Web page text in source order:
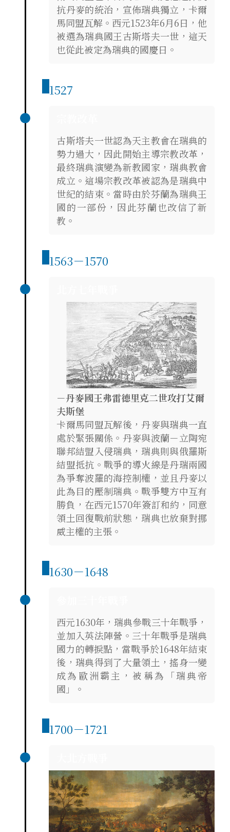
抗丹麥的統治，宣佈瑞典獨立，卡爾
馬同盟瓦解。西元1523年6月6日，他
被選為瑞典國王古斯塔夫一世，這天
也從此被定為瑞典的國慶日。
1527
古斯塔夫一世認為天主教會在瑞典的
勢力過大，因此開始主導宗教改革，
最終瑞典演變為新教國家，瑞典教會
成立。這場宗教改革被認為是瑞典中
世紀的結束。當時由於芬蘭為瑞典王
國的一部份，因此芬蘭也改信了新
教。
1563－1570
－丹麥國王弗雷德里克二世攻打艾爾
夫斯堡
卡爾馬同盟瓦解後，丹麥與瑞典一直
處於緊張關係。丹麥與波蘭－立陶宛
聯邦結盟入侵瑞典，瑞典則與俄羅斯
結盟抵抗。戰爭的導火線是丹瑞兩國
為爭奪波羅的海控制權，並且丹麥以
此為目的壓制瑞典。戰爭雙方中互有
勝負，在西元1570年簽訂和約，同意
領土回復戰前狀態，瑞典也放棄對挪
威主權的主張。
1630－1648
西元1630年，瑞典參戰三十年戰爭，
並加入英法陣營。三十年戰爭是瑞典
國力的轉捩點，當戰爭於1648年結束
後，瑞典得到了大量領土，搖身一變
成為歐洲霸主，被稱為「瑞典帝
國」。
1700－1721